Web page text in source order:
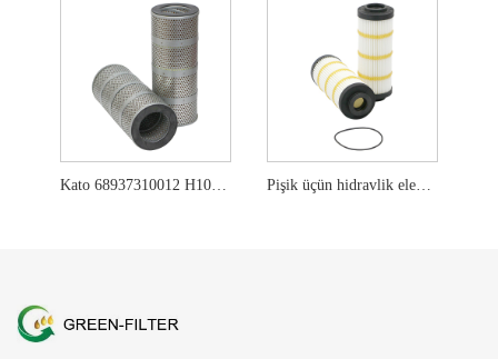
Kato 68937310012 H1015 P502184 üçün hidravlik element